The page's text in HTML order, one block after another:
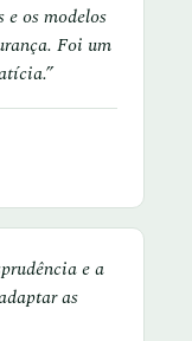
e os modelos
Foi um
e a
as